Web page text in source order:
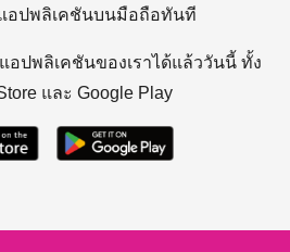
อปพลิเคชันบนมือถือทันที
แอปพลิเคชันของเราได้แล้ววันนี้ ทั้ง
และ Google Play